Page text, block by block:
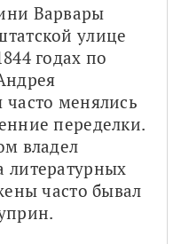
Варвары
улице
годах по
менялись
переделки.
владел
часто бывал